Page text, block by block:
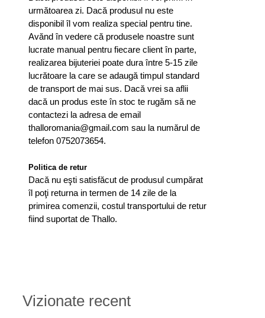
următoarea zi. Dacă produsul nu este
disponibil îl vom realiza special pentru tine.
Avănd în vedere că produsele noastre sunt
lucrate manual pentru fiecare client în parte,
realizarea bijuteriei poate dura între 5-15 zile
lucrătoare la care se adaugă timpul standard
de transport de mai sus. Dacă vrei sa aflii
dacă un produs este în stoc te rugăm să ne
contactezi la adresa de email
thalloromania@gmail.com sau la numărul de
telefon 0752073654.
Politica de retur
Dacă nu eşti satisfăcut de produsul cumpărat
îl poţi returna in termen de 14 zile de la
primirea comenzii, costul transportului de retur
fiind suportat de Thallo.
Vizionate recent